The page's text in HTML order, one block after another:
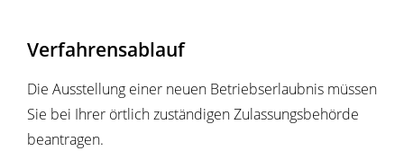
Verfahrensablauf
Die Ausstellung einer neuen Betriebserlaubnis müssen
Sie bei Ihrer örtlich zuständigen Zulassungsbehörde
beantragen.